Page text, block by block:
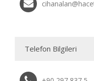
Telefon Bilgileri